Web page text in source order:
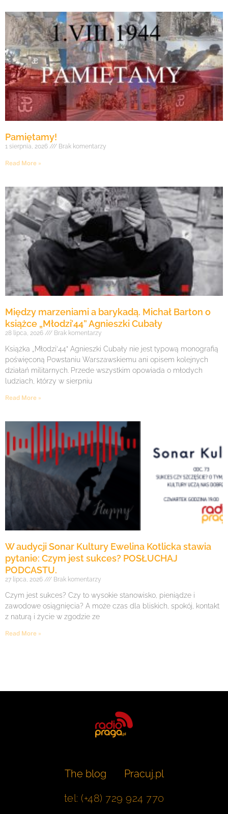
Pamiętamy!
1 sierpnia, 2026 Brak komentarzy
Read More »
Między marzeniami a barykadą. Michał Barton o
książce „Młodzi’44” Agnieszki Cubały
28 lipca, 2026 Brak komentarzy
Książka „Młodzi’44” Agnieszki Cubały nie jest typową monografią
poświęconą Powstaniu Warszawskiemu ani opisem kolejnych
działań militarnych. Przede wszystkim opowiada o młodych
ludziach, którzy w sierpniu
Read More »
W audycji Sonar Kultury Ewelina Kotlicka stawia
pytanie: Czym jest sukces? POSŁUCHAJ
PODCASTU.
27 lipca, 2026 Brak komentarzy
Czym jest sukces? Czy to wysokie stanowisko, pieniądze i
zawodowe osiągnięcia? A może czas dla bliskich, spokój, kontakt
z naturą i życie w zgodzie ze
Read More »
The blog
Pracuj.pl
tel: (+48) 729 924 770